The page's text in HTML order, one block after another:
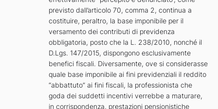
previsto dall’articolo 70, comma 2, continua a
costituire, peraltro, la base imponibile per il
versamento dei contributi di previdenza
obbligatoria, posto che la L. 238/2010, nonché il
D.Lgs. 147/2015, dispongono esclusivamente
benefici fiscali. Diversamente, ove si considerasse
quale base imponibile ai fini previdenziali il reddito
“abbattuto” ai fini fiscali, la professionista che
goda dei suddetti incentivi verrebbe a maturare,
in corrispondenza, prestazioni pensionistiche